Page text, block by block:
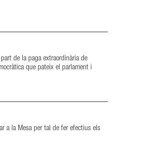
de la paga extraordinària de
que pateix el parlament i
a la Mesa per tal de fer efectius els